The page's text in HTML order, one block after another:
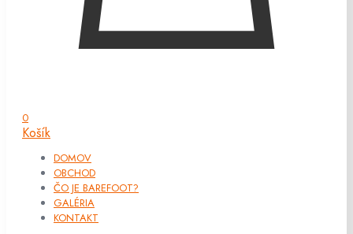
0
Košík
DOMOV
OBCHOD
ČO JE BAREFOOT?
GALÉRIA
KONTAKT